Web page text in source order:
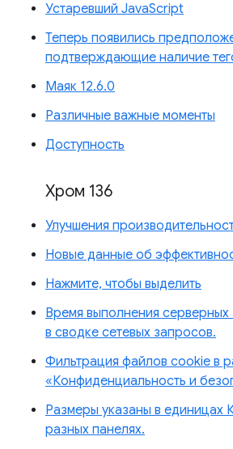
Устаревший JavaScript
Теперь появились
подтверждающие наличие
Маяк 12.6.0
Различные важные моменты
Доступность
Хром 136
Улучшения
Новые данные об
Нажмите, чтобы выделить
Время выполнения серверных
в сводке сетевых запросов.
Фильтрация файлов cookie в
«Конфиденциальность и
Размеры указаны в единицах
разных панелях.